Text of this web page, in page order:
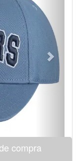
compra